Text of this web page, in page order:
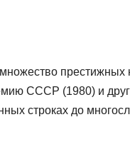
престижных
СССР (1980) и
строках до